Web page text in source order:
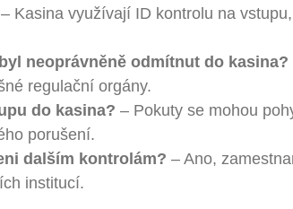
– Kasina využívají ID kontrolu na
neoprávněně odmítnut do kasina?
regulační orgány.
do kasina? – Pokuty se mohou
porušení.
dalším kontrolám? – Ano,
institucí.